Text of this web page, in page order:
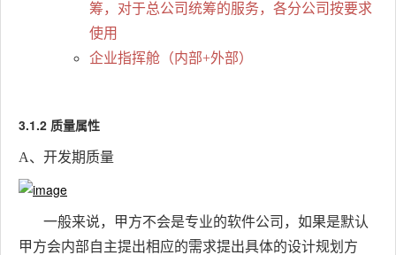
筹，对于总公司统筹的服务，各分公司按要求
使用
企业指挥舱（内部+外部）
3.1.2 质量属性
A、开发期质量
一般来说，甲方不会是专业的软件公司，如果是默认
甲方会内部自主提出相应的需求提出具体的设计规划方